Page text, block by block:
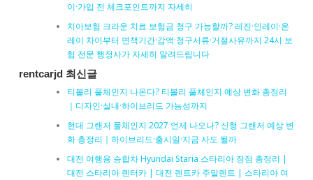
이·가입 전 체크포인트까지 자세히
치아보험 크라운 치료 보험금 청구 가능할까? 레진·인레이·온
레이 차이부터 면책기간·감액·청구서류·거절사유까지 24시 보
험 전문 행정사가 자세히 알려드립니다
rentcarjd 최신글
티볼리 풀체인지 나온다? 티볼리 풀체인지 예상 변화 총정리
｜디자인·실내·하이브리드 가능성까지
현대 그랜저 풀체인지 2027 언제 나오나? 신형 그랜저 예상 변
화 총정리｜하이브리드·출시일·지금 사도 될까
대전 여행용 승합차 Hyundai Staria 스타리아 장점 총정리 |
대전 스타리아 렌터카 | 대전 렌트카 주말렌트 | 스타리아 여